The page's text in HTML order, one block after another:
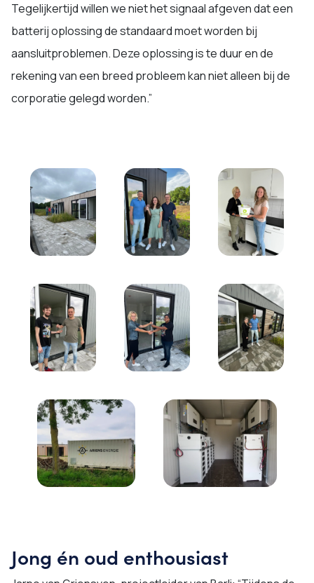
Tegelijkertijd willen we niet het signaal afgeven dat een
batterij oplossing de standaard moet worden bij
aansluitproblemen. Deze oplossing is te duur en de
rekening van een breed probleem kan niet alleen bij de
corporatie gelegd worden.”
Jong én oud enthousiast